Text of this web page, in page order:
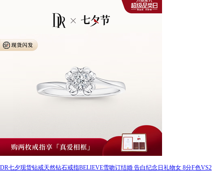
DR七夕现货钻戒天然钻石戒指BELIEVE雪吻订结婚 告白纪念日礼物女 8分F色VS2